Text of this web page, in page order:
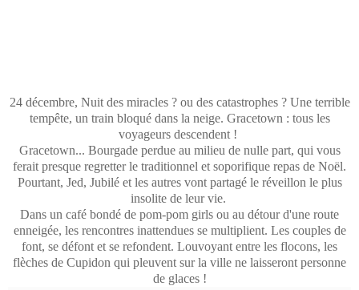
24 décembre, Nuit des miracles ? ou des catastrophes ? Une terrible
tempête, un train bloqué dans la neige. Gracetown : tous les
voyageurs descendent !
Gracetown... Bourgade perdue au milieu de nulle part, qui vous
ferait presque regretter le traditionnel et soporifique repas de Noël.
Pourtant, Jed, Jubilé et les autres vont partagé le réveillon le plus
insolite de leur vie.
Dans un café bondé de pom-pom girls ou au détour d'une route
enneigée, les rencontres inattendues se multiplient. Les couples de
font, se défont et se refondent. Louvoyant entre les flocons, les
flèches de Cupidon qui pleuvent sur la ville ne laisseront personne
de glaces !